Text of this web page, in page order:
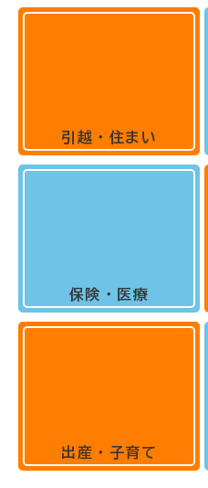
引越・住まい
保険・医療
出産・子育て